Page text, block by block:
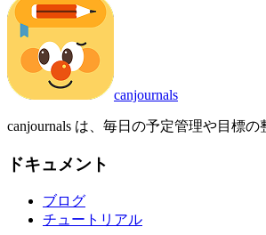
canjournals
canjournals は、毎日の予定管理や目標
ドキュメント
ブログ
チュートリアル